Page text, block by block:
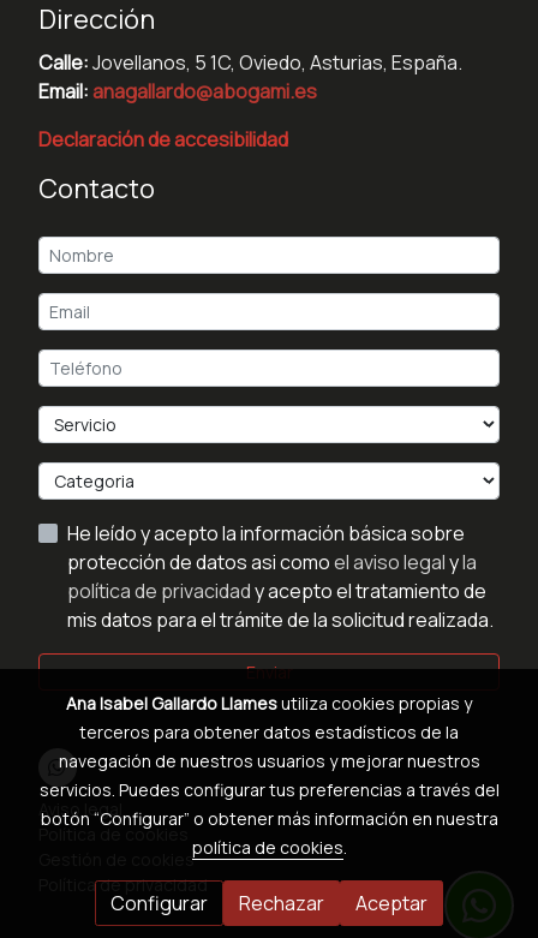
Dirección
Calle:Jovellanos, 5 1C, Oviedo, Asturias, España.
Email:anagallardo@abogami.es
Declaración de accesibilidad
Contacto
He leído y acepto la información básica sobre
protección de datos asi comoel aviso legalyla
política de privacidady acepto el tratamiento de
mis datos para el trámite de la solicitud realizada.
Enviar
Aviso legal
Política de cookies
Gestión de cookies
Política de privacidad
Ana Isabel Gallardo Llamesutiliza cookies propias y
terceros para obtener datos estadísticos de la
navegación de nuestros usuarios y mejorar nuestros
servicios. Puedes configurar tus preferencias a través del
botón “Configurar” o obtener más información en nuestra
política de cookies.
Configurar Rechazar Aceptar